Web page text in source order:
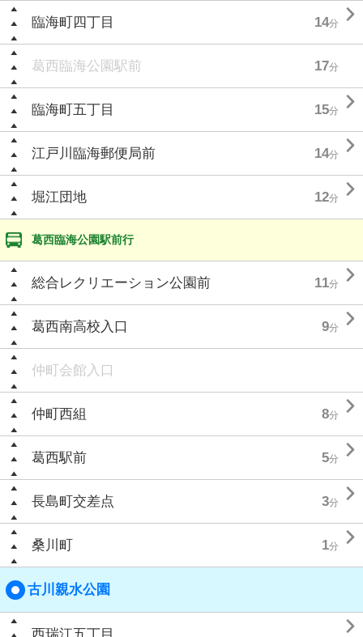
臨海町四丁目 14分 
葛西臨海公園駅前 17分
臨海町五丁目 15分 
江戸川臨海郵便局前 14分 
堀江団地 12分 
葛西臨海公園駅前行
総合レクリエーション公園前 11分 
葛西南高校入口 9分 
仲町会館入口
仲町西組 8分 
葛西駅前 5分 
長島町交差点 3分 
桑川町 1分 
古川親水公園
